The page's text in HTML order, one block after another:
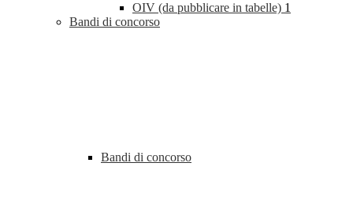
OIV (da pubblicare in tabelle) 1
Bandi di concorso
Bandi di concorso